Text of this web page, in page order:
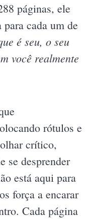
páginas, ele
cada um de
é seu, o seu
você realmente
rótulos e
crítico,
se desprender
está aqui para
força a encarar
Cada página